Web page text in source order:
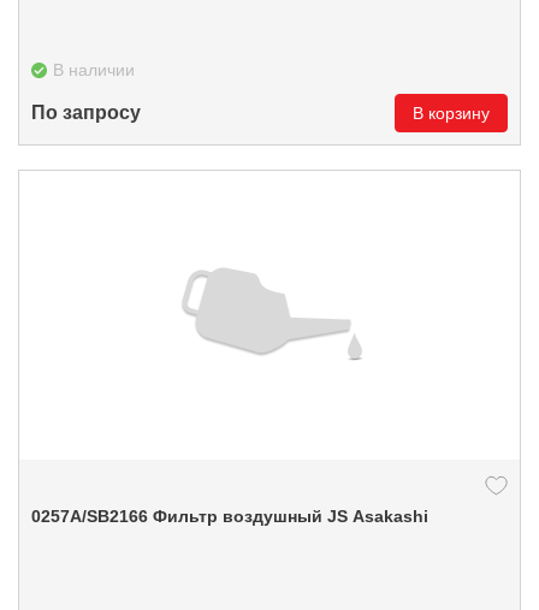
В наличии
По запросу В корзину
0257А/SB2166 Фильтр воздушный JS Asakashi